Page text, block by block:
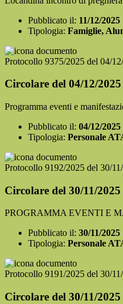
Pubblicato il: 11/12/2025
Tipologia: Famiglie,
Protocollo 9375/2025 del 04/
Circolare del 04/12/2025
Programma eventi e
Pubblicato il: 04/12/2025
Tipologia: Personale
Protocollo 9192/2025 del 30/
Circolare del 30/11/2025
PROGRAMMA EVENTI E
Pubblicato il: 30/11/2025
Tipologia: Personale
Protocollo 9191/2025 del 30/
Circolare del 30/11/2025